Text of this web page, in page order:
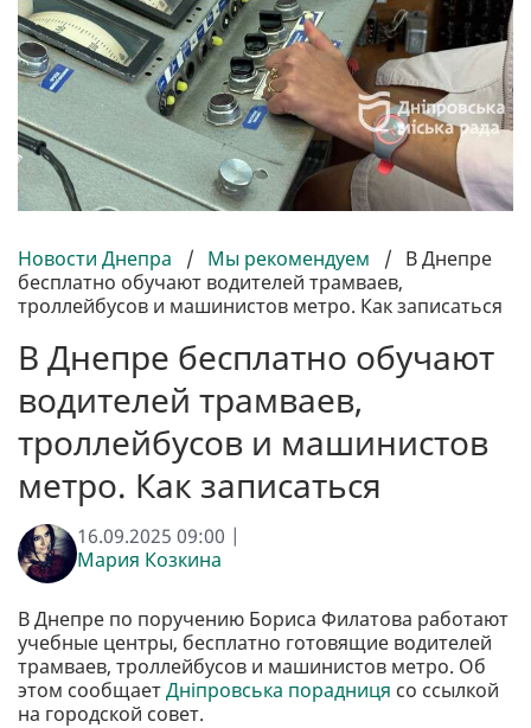
Новости Днепра / Мы рекомендуем / В Днепре
бесплатно обучают водителей трамваев,
троллейбусов и машинистов метро. Как записаться
В Днепре бесплатно обучают
водителей трамваев,
троллейбусов и машинистов
метро. Как записаться
16.09.2025 09:00 |
Мария Козкина
В Днепре по поручению Бориса Филатова работают
учебные центры, бесплатно готовящие водителей
трамваев, троллейбусов и машинистов метро. Об
этом сообщаетДніпровська порадниця со ссылкой
на городской совет.